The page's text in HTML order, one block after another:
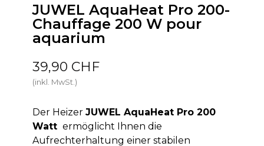
JUWEL AquaHeat Pro 200-
Chauffage 200 W pour
aquarium
39,90 CHF
(inkl. MwSt.)
Der Heizer JUWEL AquaHeat Pro 200
Watt ermöglicht Ihnen die
Aufrechterhaltung einer stabilen